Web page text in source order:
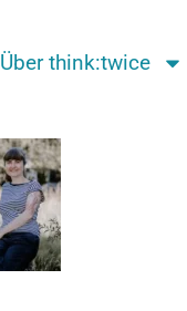
Über think:twice